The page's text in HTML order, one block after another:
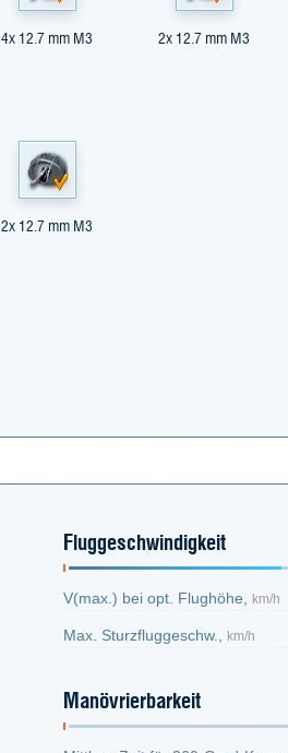
4x 12.7 mm M3
2x 12.7 mm M3
2x 12.7 mm M3
Fluggeschwindigkeit
V(max.) bei opt. Flughöhe, km/h
Max. Sturzfluggeschw., km/h
Manövrierbarkeit